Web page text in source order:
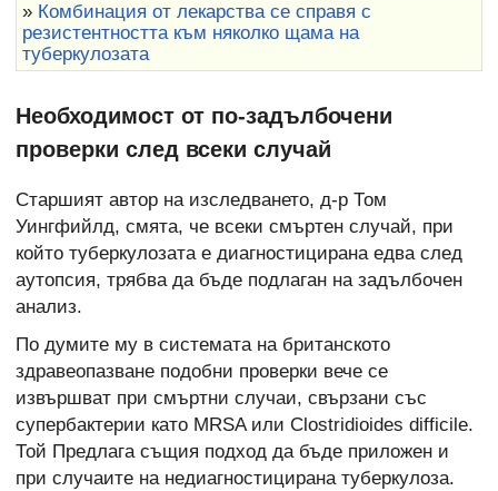
» Комбинация от лекарства се справя с
резистентността към няколко щама на
туберкулозата
Необходимост от по-задълбочени
проверки след всеки случай
Старшият автор на изследването, д-р Том
Уингфийлд, смята, че всеки смъртен случай, при
който туберкулозата е диагностицирана едва след
аутопсия, трябва да бъде подлаган на задълбочен
анализ.
По думите му в системата на британското
здравеопазване подобни проверки вече се
извършват при смъртни случаи, свързани със
супербактерии като MRSA или Clostridioides difficile.
Той Предлага същия подход да бъде приложен и
при случаите на недиагностицирана туберкулоза.